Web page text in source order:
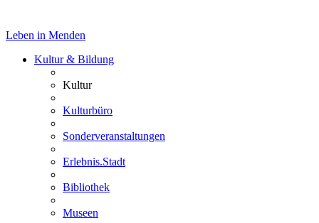
Leben in Menden
Kultur & Bildung
Kultur
Kulturbüro
Sonderveranstaltungen
Erlebnis.Stadt
Bibliothek
Museen